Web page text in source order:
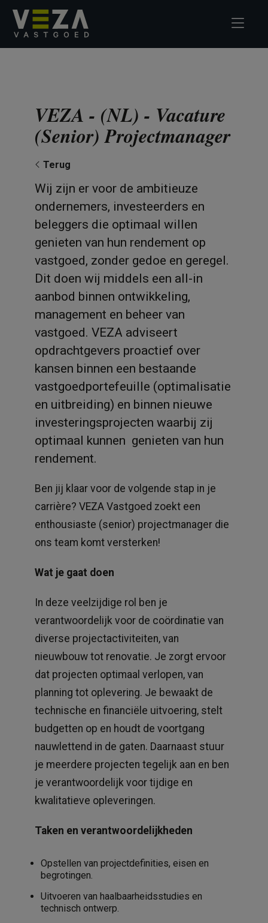
VEZA - (NL) - Vacature
(Senior) Projectmanager
Terug
Wij zijn er voor de ambitieuze
ondernemers, investeerders en
beleggers die optimaal willen
genieten van hun rendement op
vastgoed, zonder gedoe en geregel.
Dit doen wij middels een all-in
aanbod binnen ontwikkeling,
management en beheer van
vastgoed. VEZA adviseert
opdrachtgevers proactief over
kansen binnen een bestaande
vastgoedportefeuille (optimalisatie
en uitbreiding) en binnen nieuwe
investeringsprojecten waarbij zij
optimaal kunnen genieten van hun
rendement.
Ben jij klaar voor de volgende stap in je
carrière? VEZA Vastgoed zoekt een
enthousiaste (senior) projectmanager die
ons team komt versterken!
Wat je gaat doen
In deze veelzijdige rol ben je
verantwoordelijk voor de coördinatie van
diverse projectactiviteiten, van
nieuwbouw tot renovatie. Je zorgt ervoor
dat projecten optimaal verlopen, van
planning tot oplevering. Je bewaakt de
technische en financiële uitvoering, stelt
budgetten op en houdt de voortgang
nauwlettend in de gaten. Daarnaast stuur
je meerdere projecten tegelijk aan en ben
je verantwoordelijk voor tijdige en
kwalitatieve opleveringen.
Taken en verantwoordelijkheden
Opstellen van projectdefinities, eisen en
begrotingen.
Uitvoeren van haalbaarheidsstudies en
technisch ontwerp.